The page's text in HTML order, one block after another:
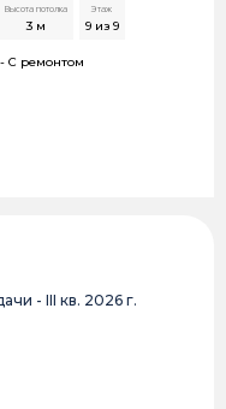
Высота потолка
3м
Этаж
9 из 9
С ремонтом
- III кв. 2026 г.